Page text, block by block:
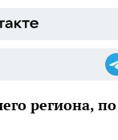
региона,